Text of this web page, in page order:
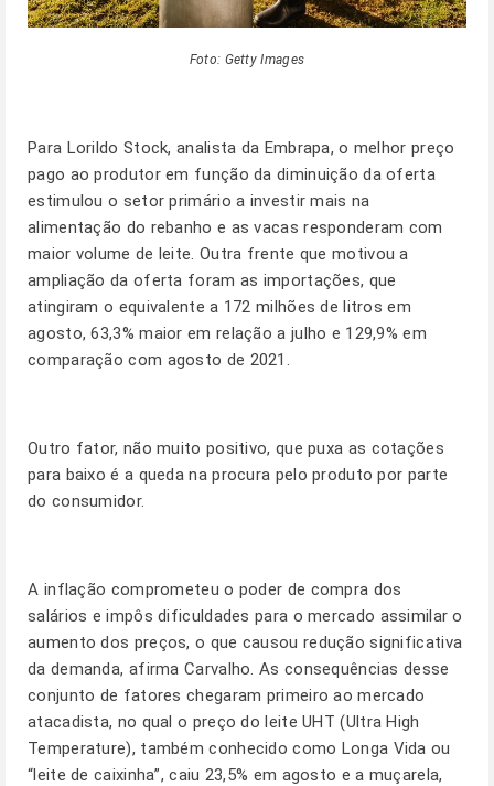
Foto: Getty Images
Para Lorildo Stock, analista da Embrapa, o melhor preço
pago ao produtor em função da diminuição da oferta
estimulou o setor primário a investir mais na
alimentação do rebanho e as vacas responderam com
maior volume de leite. Outra frente que motivou a
ampliação da oferta foram as importações, que
atingiram o equivalente a 172 milhões de litros em
agosto, 63,3% maior em relação a julho e 129,9% em
comparação com agosto de 2021.
Outro fator, não muito positivo, que puxa as cotações
para baixo é a queda na procura pelo produto por parte
do consumidor.
A inflação comprometeu o poder de compra dos
salários e impôs dificuldades para o mercado assimilar o
aumento dos preços, o que causou redução significativa
da demanda, afirma Carvalho. As consequências desse
conjunto de fatores chegaram primeiro ao mercado
atacadista, no qual o preço do leite UHT (Ultra High
Temperature), também conhecido como Longa Vida ou
“leite de caixinha”, caiu 23,5% em agosto e a muçarela,